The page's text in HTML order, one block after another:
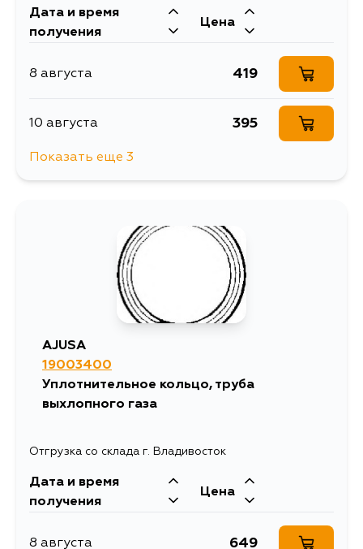
Дата и время
получения
Цена
8 августа 419
10 августа 395
419
Показать еще 3
AJUSA
19003400
Уплотнительное кольцо, труба
выхлопного газа
Отгрузка со склада г. Владивосток
Дата и время
получения
Цена
8 августа 649